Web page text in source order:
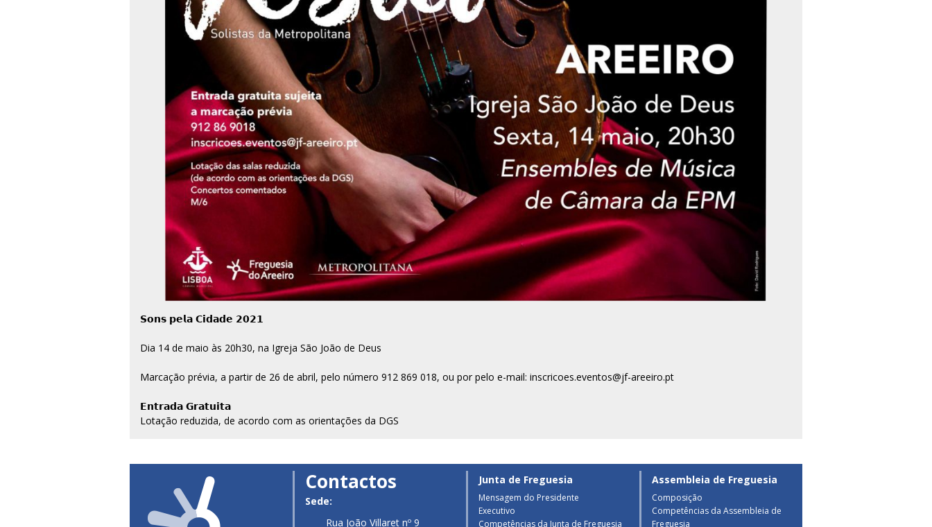
𝗦𝗼𝗻𝘀 𝗽𝗲𝗹𝗮 𝗖𝗶𝗱𝗮𝗱𝗲 𝟮𝟬𝟮𝟭
Dia 14 de maio às 20h30, na Igreja São João de Deus
Marcação prévia, a partir de 26 de abril, pelo número 912 869 018, ou por pelo e-mail: inscricoes.eventos@jf-areeiro.pt
𝗘𝗻𝘁𝗿𝗮𝗱𝗮 𝗚𝗿𝗮𝘁𝘂𝗶𝘁𝗮
Lotação reduzida, de acordo com as orientações da DGS
Contactos
Sede:
Rua João Villaret nº 9
Junta de Freguesia
Mensagem do Presidente
Executivo
Competências da Junta de Freguesia
Assembleia de Freguesia
Composição
Competências da Assembleia de
Freguesia